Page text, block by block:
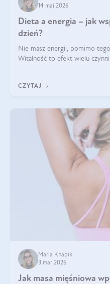
14 maj 2026
Dieta a energia – jak
dzień?
Nie masz energii, pomimo
Witalność to efekt wielu
CZYTAJ
Maria Knapik
3 mar 2026
Jak masa mięśniowa